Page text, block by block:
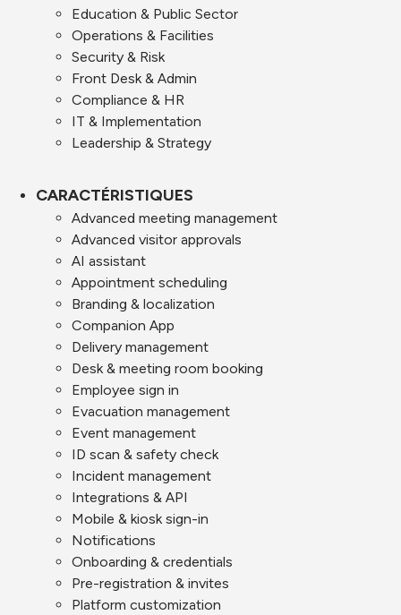
Education & Public Sector
Operations & Facilities
Security & Risk
Front Desk & Admin
Compliance & HR
IT & Implementation
Leadership & Strategy
CARACTÉRISTIQUES
Advanced meeting management
Advanced visitor approvals
AI assistant
Appointment scheduling
Branding & localization
Companion App
Delivery management
Desk & meeting room booking
Employee sign in
Evacuation management
Event management
ID scan & safety check
Incident management
Integrations & API
Mobile & kiosk sign-in
Notifications
Onboarding & credentials
Pre-registration & invites
Platform customization